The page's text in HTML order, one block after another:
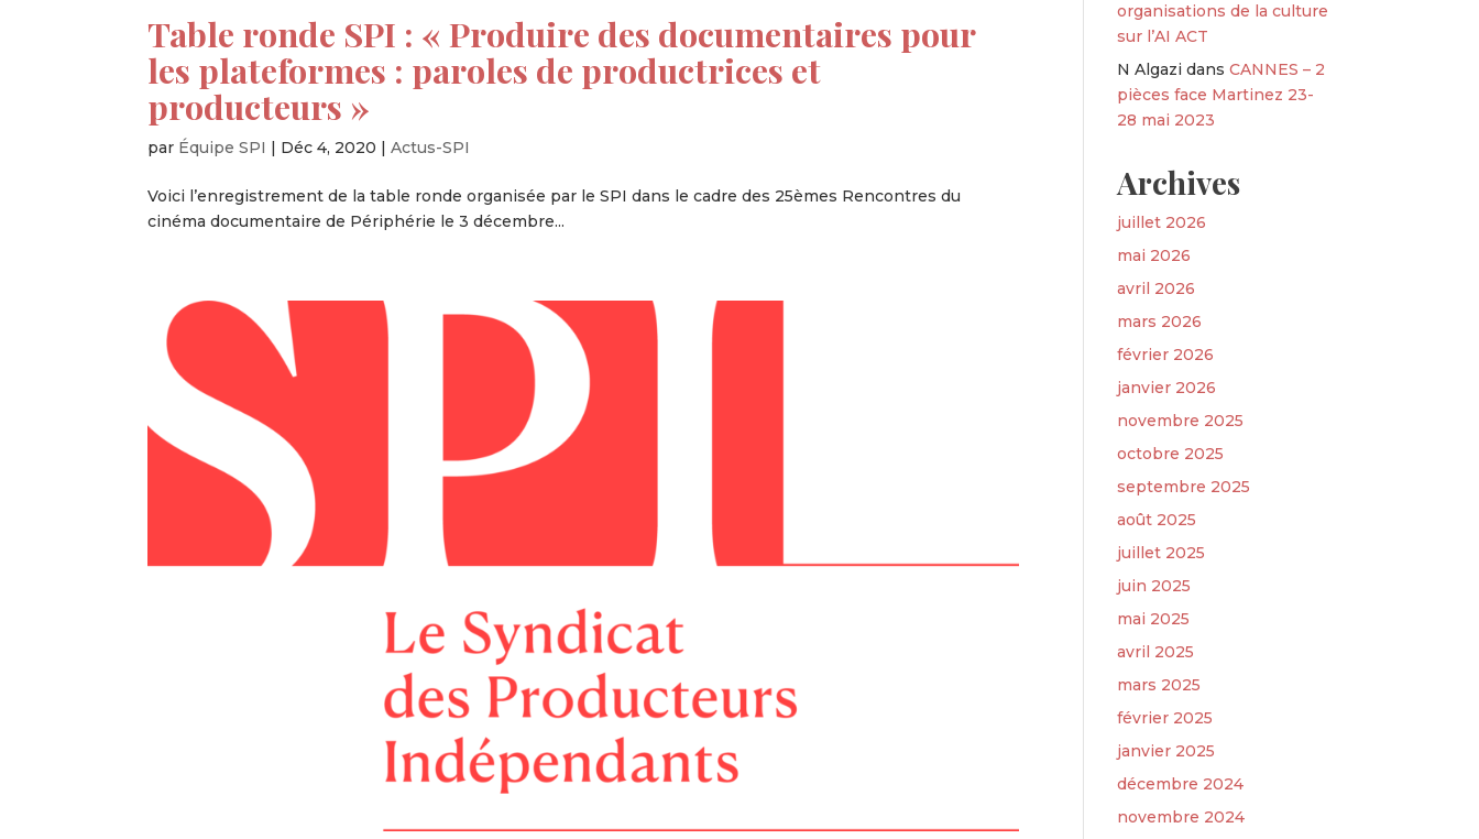
Table ronde SPI : « Produire des documentaires pour
les plateformes : paroles de productrices et
producteurs »
par Équipe SPI | Déc 4, 2020 |Actus-SPI
Voici l’enregistrement de la table ronde organisée par le SPI dans le cadre des 25èmes Rencontres du
cinéma documentaire de Périphérie le 3 décembre...
organisations de la culture
sur l’AI ACT
N Algazi dansCANNES – 2
pièces face Martinez 23-
28 mai 2023
Archives
juillet 2026
mai 2026
avril 2026
mars 2026
février 2026
janvier 2026
novembre 2025
octobre 2025
septembre 2025
août 2025
juillet 2025
juin 2025
mai 2025
avril 2025
mars 2025
février 2025
janvier 2025
décembre 2024
novembre 2024